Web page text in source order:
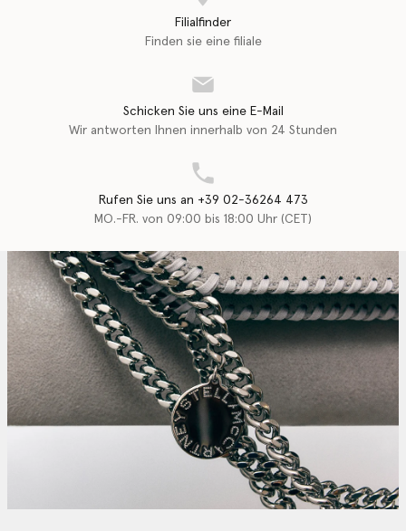
Filialfinder
Finden sie eine filiale
Schicken Sie uns eine E-Mail
Wir antworten Ihnen innerhalb von 24 Stunden
Rufen Sie uns an +39 02-36264 473
MO.-FR. von 09:00 bis 18:00 Uhr (CET)